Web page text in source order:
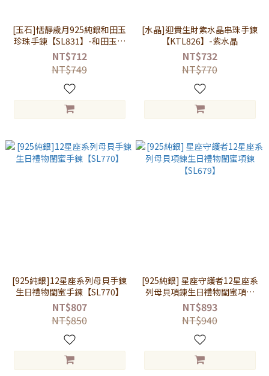
[玉石]恬靜歲月925純銀和田玉
珍珠手鍊【SL831】-和田玉手
鍊
NT$712
NT$749
[水晶]迎貴生財紫水晶串珠手鍊
【KTL826】-紫水晶
NT$732
NT$770
[925純銀]12星座系列母貝手鍊
生日禮物閨蜜手鍊【SL770】
NT$807
NT$850
[925純銀] 星座守護者12星座系
列母貝項鍊生日禮物閨蜜項鍊
【SL679】
NT$893
NT$940